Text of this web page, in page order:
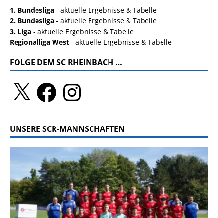
1. Bundesliga - aktuelle Ergebnisse & Tabelle
2. Bundesliga - aktuelle Ergebnisse & Tabelle
3. Liga - aktuelle Ergebnisse & Tabelle
Regionalliga West - aktuelle Ergebnisse & Tabelle
FOLGE DEM SC RHEINBACH …
UNSERE SCR-MANNSCHAFTEN